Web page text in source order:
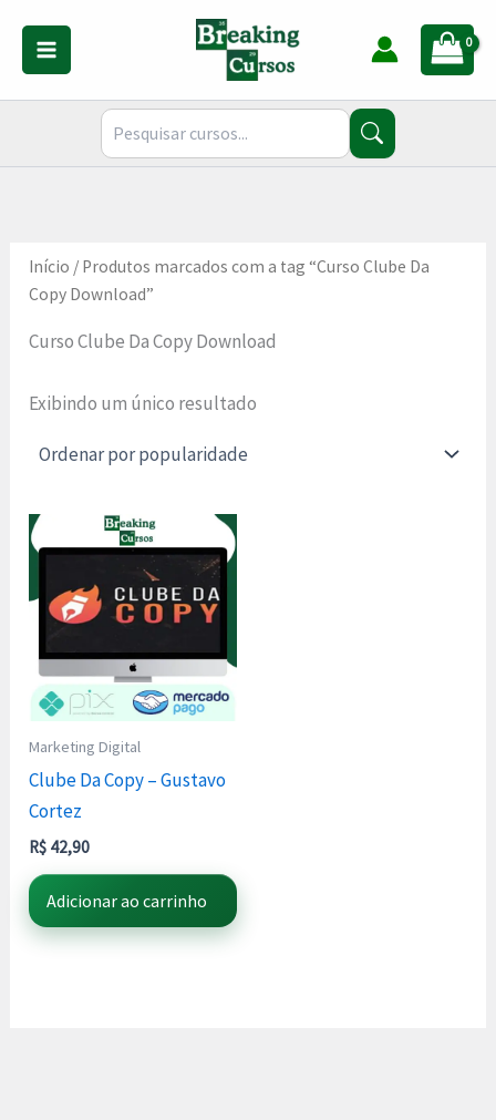
conteúdo
Início / Produtos marcados com a tag “Curso Clube Da
Copy Download”
Curso Clube Da Copy Download
Exibindo um único resultado
Marketing Digital
Clube Da Copy – Gustavo
Cortez
R$ 42,90
Adicionar ao carrinho